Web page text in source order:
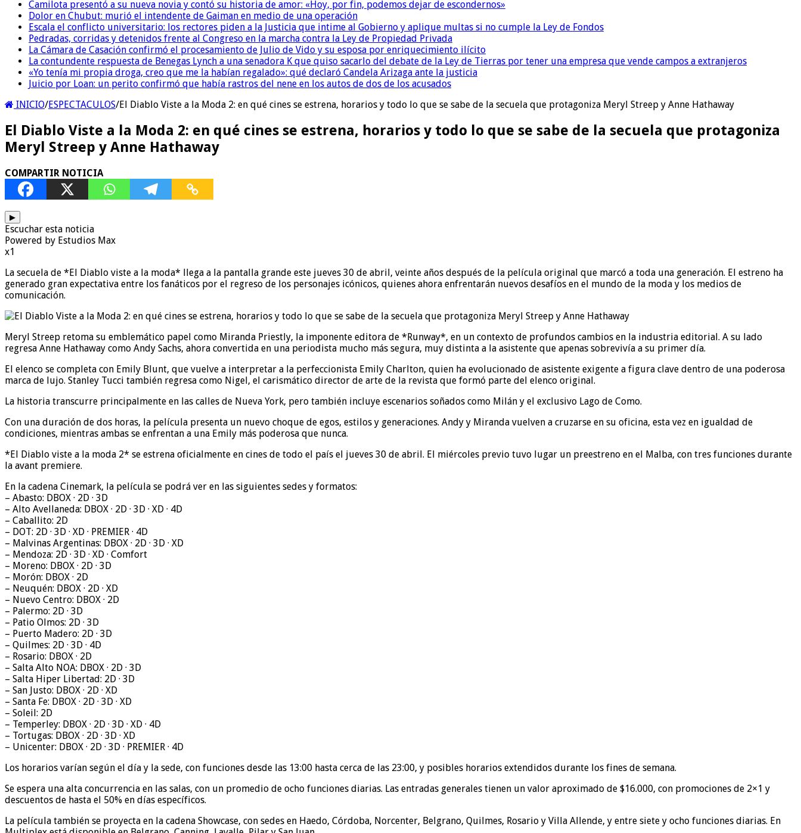
Camilota presentó a su nueva novia y contó su historia de amor: «Hoy, por fin, podemos dejar de escondernos»
Dolor en Chubut: murió el intendente de Gaiman en medio de una operación
Escala el conflicto universitario: los rectores piden a la Justicia que intime al Gobierno y aplique multas si no cumple la Ley de Fondos
Pedradas, corridas y detenidos frente al Congreso en la marcha contra la Ley de Propiedad Privada
La Cámara de Casación confirmó el procesamiento de Julio de Vido y su esposa por enriquecimiento ilícito
La contundente respuesta de Benegas Lynch a una senadora K que quiso sacarlo del debate de la Ley de Tierras por tener una empresa que vende campos a extranjeros
«Yo tenía mi propia droga, creo que me la habían regalado»: qué declaró Candela Arizaga ante la justicia
Juicio por Loan: un perito confirmó que había rastros del nene en los autos de dos de los acusados
INICIO/ESPECTACULOS/El Diablo Viste a la Moda 2: en qué cines se estrena, horarios y todo lo que se sabe de la secuela que protagoniza Meryl Streep y Anne Hathaway
El Diablo Viste a la Moda 2: en qué cines se estrena, horarios y todo lo que se sabe de la secuela que protagoniza
Meryl Streep y Anne Hathaway
COMPARTIR NOTICIA
▶
Escuchar esta noticia
Powered by Estudios Max
x1
La secuela de *El Diablo viste a la moda* llega a la pantalla grande este jueves 30 de abril, veinte años después de la película original que marcó a toda una generación. El estreno ha
generado gran expectativa entre los fanáticos por el regreso de los personajes icónicos, quienes ahora enfrentarán nuevos desafíos en el mundo de la moda y los medios de
comunicación.
Meryl Streep retoma su emblemático papel como Miranda Priestly, la imponente editora de *Runway*, en un contexto de profundos cambios en la industria editorial. A su lado
regresa Anne Hathaway como Andy Sachs, ahora convertida en una periodista mucho más segura, muy distinta a la asistente que apenas sobrevivía a su primer día.
El elenco se completa con Emily Blunt, que vuelve a interpretar a la perfeccionista Emily Charlton, quien ha evolucionado de asistente exigente a figura clave dentro de una poderosa
marca de lujo. Stanley Tucci también regresa como Nigel, el carismático director de arte de la revista que formó parte del elenco original.
La historia transcurre principalmente en las calles de Nueva York, pero también incluye escenarios soñados como Milán y el exclusivo Lago de Como.
Con una duración de dos horas, la película presenta un nuevo choque de egos, estilos y generaciones. Andy y Miranda vuelven a cruzarse en su oficina, esta vez en igualdad de
condiciones, mientras ambas se enfrentan a una Emily más poderosa que nunca.
*El Diablo viste a la moda 2* se estrena oficialmente en cines de todo el país el jueves 30 de abril. El miércoles previo tuvo lugar un preestreno en el Malba, con tres funciones durante
la avant premiere.
En la cadena Cinemark, la película se podrá ver en las siguientes sedes y formatos:
– Abasto: DBOX · 2D · 3D
– Alto Avellaneda: DBOX · 2D · 3D · XD · 4D
– Caballito: 2D
– DOT: 2D · 3D · XD · PREMIER · 4D
– Malvinas Argentinas: DBOX · 2D · 3D · XD
– Mendoza: 2D · 3D · XD · Comfort
– Moreno: DBOX · 2D · 3D
– Morón: DBOX · 2D
– Neuquén: DBOX · 2D · XD
– Nuevo Centro: DBOX · 2D
– Palermo: 2D · 3D
– Patio Olmos: 2D · 3D
– Puerto Madero: 2D · 3D
– Quilmes: 2D · 3D · 4D
– Rosario: DBOX · 2D
– Salta Alto NOA: DBOX · 2D · 3D
– Salta Hiper Libertad: 2D · 3D
– San Justo: DBOX · 2D · XD
– Santa Fe: DBOX · 2D · 3D · XD
– Soleil: 2D
– Temperley: DBOX · 2D · 3D · XD · 4D
– Tortugas: DBOX · 2D · 3D · XD
– Unicenter: DBOX · 2D · 3D · PREMIER · 4D
Los horarios varían según el día y la sede, con funciones desde las 13:00 hasta cerca de las 23:00, y posibles horarios extendidos durante los fines de semana.
Se espera una alta concurrencia en las salas, con un promedio de ocho funciones diarias. Las entradas generales tienen un valor aproximado de $16.000, con promociones de 2×1 y
descuentos de hasta el 50% en días específicos.
La película también se proyecta en la cadena Showcase, con sedes en Haedo, Córdoba, Norcenter, Belgrano, Quilmes, Rosario y Villa Allende, y entre siete y ocho funciones diarias. En